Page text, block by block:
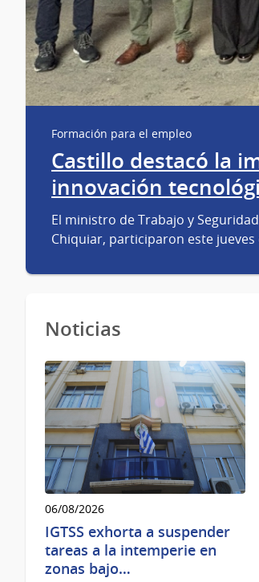
Formación para el empleo
Castillo destacó la
innovación
El ministro de Trabajo y
Chiquiar, participaron este
Noticias
06/08/2026
IGTSS exhorta a suspender
tareas a la intemperie en
zonas bajo…